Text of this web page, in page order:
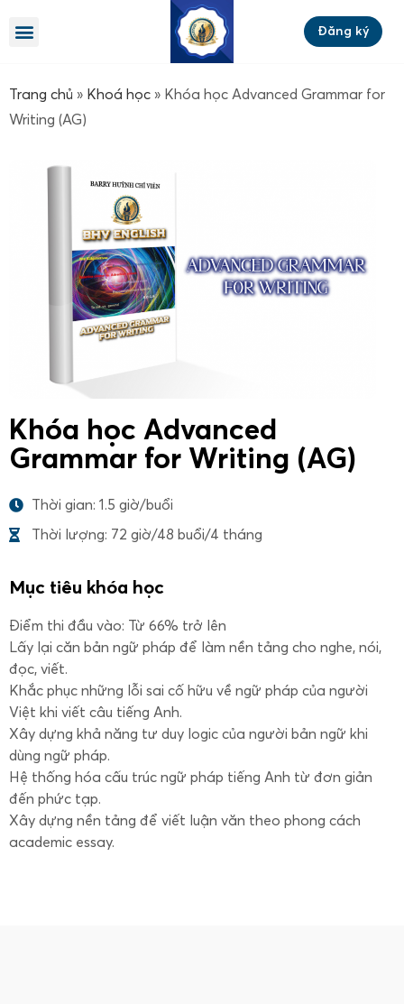
Đăng ký
Trang chủ » Khoá học » Khóa học Advanced Grammar for
Writing (AG)
Khóa học Advanced
Grammar for Writing (AG)
Thời gian: 1.5 giờ/buổi
Thời lượng: 72 giờ/48 buổi/4 tháng
Mục tiêu khóa học
Điểm thi đầu vào: Từ 66% trở lên
Lấy lại căn bản ngữ pháp để làm nền tảng cho nghe, nói,
đọc, viết.
Khắc phục những lỗi sai cố hữu về ngữ pháp của người
Việt khi viết câu tiếng Anh.
Xây dựng khả năng tư duy logic của người bản ngữ khi
dùng ngữ pháp.
Hệ thống hóa cấu trúc ngữ pháp tiếng Anh từ đơn giản
đến phức tạp.
Xây dựng nền tảng để viết luận văn theo phong cách
academic essay.